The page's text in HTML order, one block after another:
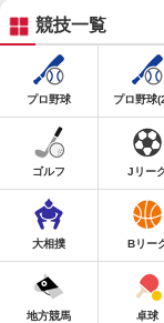
競技一覧
プロ野球 プロ野球
ゴルフ Jリー
大相撲 Bリー
地方競馬 卓球